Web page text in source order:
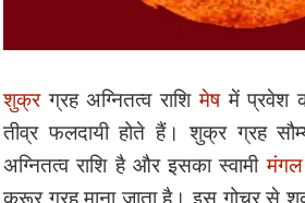
शुक्रग्रह अग्नितत्व राशिमेषमें प्रवेश
तीव्र फलदायी होते हैं। शुक्र ग्रह
अग्नितत्व राशि है और इसका स्वामीमंगल
क्रूर ग्रह माना जाता है। इस गोचर से